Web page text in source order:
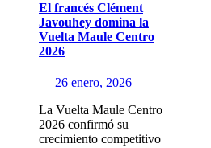
El francés Clément
Javouhey domina la
Vuelta Maule Centro
2026
— 26 enero, 2026
La Vuelta Maule Centro
2026 confirmó su
crecimiento competitivo